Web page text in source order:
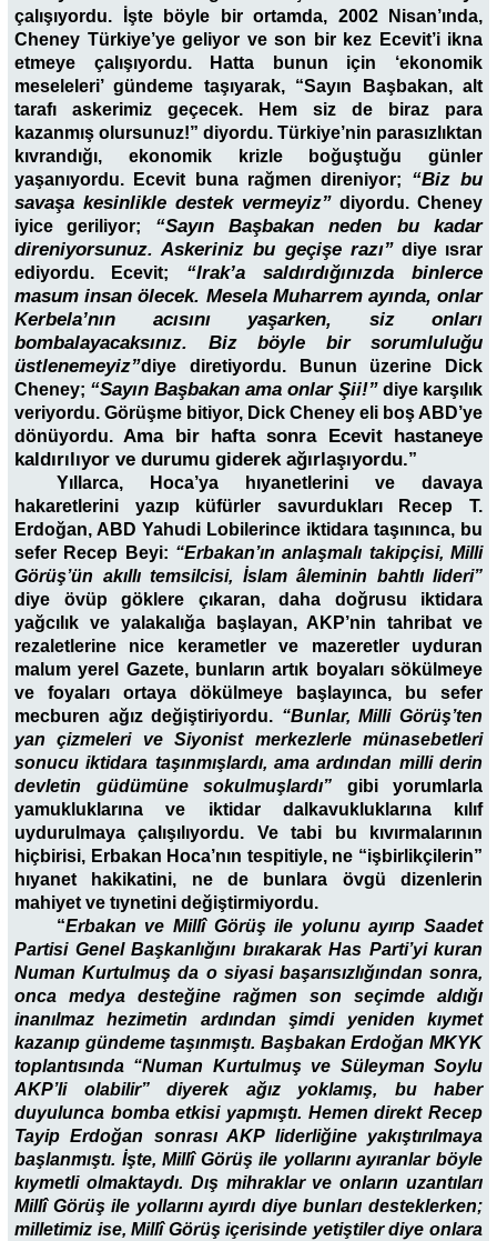
çalışıyordu. İşte böyle bir ortamda, 2002 Nisan’ında,
Cheney Türkiye’ye geliyor ve son bir kez Ecevit’i ikna
etmeye çalışıyordu. Hatta bunun için ‘ekonomik
meseleleri’ gündeme taşıyarak, “Sayın Başbakan, alt
tarafı askerimiz geçecek. Hem siz de biraz para
kazanmış olursunuz!” diyordu. Türkiye’nin parasızlıktan
kıvrandığı, ekonomik krizle boğuştuğu günler
yaşanıyordu. Ecevit buna rağmen direniyor; “Biz bu
savaşa kesinlikle destek vermeyiz” diyordu. Cheney
iyice geriliyor; “Sayın Başbakan neden bu kadar
direniyorsunuz. Askeriniz bu geçişe razı”diye ısrar
ediyordu. Ecevit; “Irak’a saldırdığınızda binlerce
masum insan ölecek. Mesela Muharrem ayında, onlar
Kerbela’nın acısını yaşarken, siz onları
bombalayacaksınız. Biz böyle bir sorumluluğu
üstlenemeyiz”diye diretiyordu. Bunun üzerine Dick
Cheney; “Sayın Başbakan ama onlar Şii!” diye karşılık
veriyordu. Görüşme bitiyor, Dick Cheney eli boş ABD’ye
dönüyordu. Ama bir hafta sonra Ecevit hastaneye
kaldırılıyor ve durumu giderek ağırlaşıyordu.”
Yıllarca, Hoca’ya hıyanetlerini ve davaya
hakaretlerini yazıp küfürler savurdukları Recep T.
Erdoğan, ABD Yahudi Lobilerince iktidara taşınınca, bu
sefer Recep Beyi: “Erbakan’ın anlaşmalı takipçisi, Milli
Görüş’ün akıllı temsilcisi, İslam âleminin bahtlı lideri”
diye övüp göklere çıkaran, daha doğrusu iktidara
yağcılık ve yalakalığa başlayan, AKP’nin tahribat ve
rezaletlerine nice kerametler ve mazeretler uyduran
malum yerel Gazete, bunların artık boyaları sökülmeye
ve foyaları ortaya dökülmeye başlayınca, bu sefer
mecburen ağız değiştiriyordu. “Bunlar, Milli Görüş’ten
yan çizmeleri ve Siyonist merkezlerle münasebetleri
sonucu iktidara taşınmışlardı, ama ardından milli derin
devletin güdümüne sokulmuşlardı” gibi yorumlarla
yamukluklarına ve iktidar dalkavukluklarına kılıf
uydurulmaya çalışılıyordu. Ve tabi bu kıvırmalarının
hiçbirisi, Erbakan Hoca’nın tespitiyle, ne “işbirlikçilerin”
hıyanet hakikatini, ne de bunlara övgü dizenlerin
mahiyet ve tıynetini değiştirmiyordu.
“Erbakan ve Millî Görüş ile yolunu ayırıp Saadet
Partisi Genel Başkanlığını bırakarak Has Parti’yi kuran
Numan Kurtulmuş da o siyasi başarısızlığından sonra,
onca medya desteğine rağmen son seçimde aldığı
inanılmaz hezimetin ardından şimdi yeniden kıymet
kazanıp gündeme taşınmıştı. Başbakan Erdoğan MKYK
toplantısında “Numan Kurtulmuş ve Süleyman Soylu
AKP’li olabilir” diyerek ağız yoklamış, bu haber
duyulunca bomba etkisi yapmıştı. Hemen direkt Recep
Tayip Erdoğan sonrası AKP liderliğine yakıştırılmaya
başlanmıştı. İşte, Millî Görüş ile yollarını ayıranlar böyle
kıymetli olmaktaydı. Dış mihraklar ve onların uzantıları
Millî Görüş ile yollarını ayırdı diye bunları desteklerken;
milletimiz ise, Millî Görüş içerisinde yetiştiler diye onlara